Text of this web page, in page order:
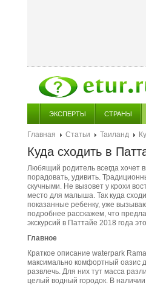
ЭКСПЕРТЫ СТРАНЫ
Главная Статьи Таиланд
Куда сходить в
Любящий родитель всегда хочет
порадовать, удивить.
скучными. Не вызовет у крохи
место для малыша. Так куда
показанные ребенку, уже
подробнее расскажем, что
экскурсий в Паттайе 2018 года
Главное
Краткое описание waterpark
максимально комфортный оазис
развлечь. Для них тут масса
целый водный городок. В